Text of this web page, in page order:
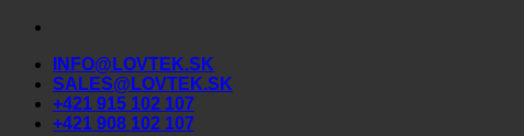
Skip
contentINFO@LOVTEK.SK
SALES@LOVTEK.SK
+421 915 102 107
+421 908 102 107